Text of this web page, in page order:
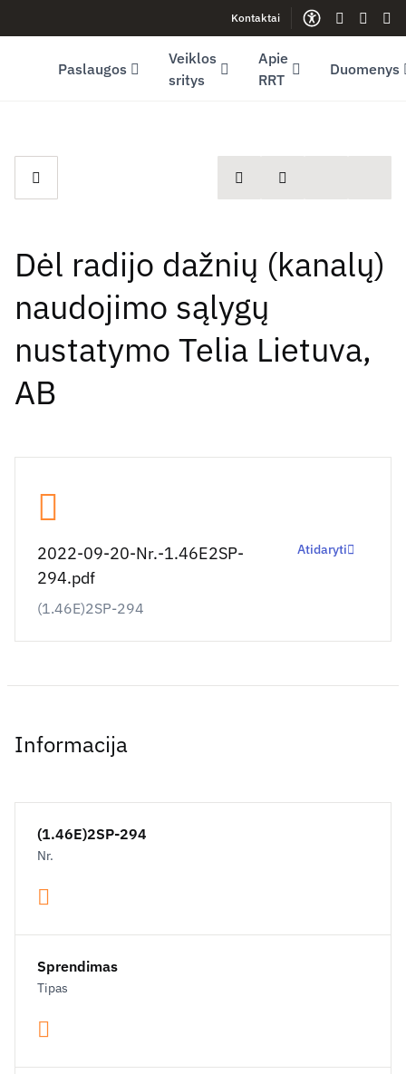
Youtube (opens in new window)Kontaktai
Gestų
Paslaugos
Veiklos
sritys
Apie
RRT
Duomenys
spausdintiDalintis
Dėl radijo dažnių (kanalų)
naudojimo sąlygų
nustatymo Telia Lietuva,
AB
2022-09-20-Nr.-1.46E2SP-
294.pdf
(1.46E)2SP-294
Atidaryti
Informacija
(1.46E)2SP-294
Nr.
Sprendimas
Tipas